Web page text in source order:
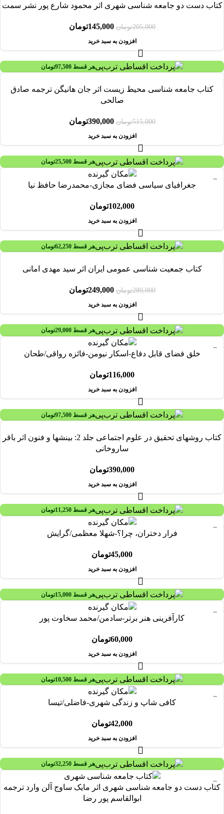
کتاب دست دو جامعه شناسی شهری اثر محمود شارع پور نشر سمت
205,000تومان 145,000تومان
افزودن به سبد خرید
هر قسط 97,500تومان
کتاب جامعه شناسی محیط زیست اثر جان هانیگن ترجمه صادق
صالحی
515,000تومان 390,000تومان
افزودن به سبد خرید
هر قسط 25,500تومان
جغرافیای سیاسی فضای مجازی-محمدرضا حافظ نیا
102,000تومان
افزودن به سبد خرید
هر قسط 62,250تومان
کتاب جمعیت شناسی عمومی ایران اثر سید مهدی امانی
280,000تومان 249,000تومان
افزودن به سبد خرید
هر قسط 29,000تومان
خلق فضای قابل دفاع-اسکار نیومن-فائزه رواقی/طحان
116,000تومان
افزودن به سبد خرید
هر قسط 97,500تومان
کتاب روشهای تحقیق در علوم اجتماعی جلد 2: بینشها و فنون اثر باقر
ساروخانی
390,000تومان
افزودن به سبد خرید
هر قسط 11,250تومان
فرار دختران، چرا؟-شهلا معظمی/گرایش
45,000تومان
افزودن به سبد خرید
هر قسط 15,000تومان
کارآفرینی هنر برتر-سادمن/محمد سخاوت پور
60,000تومان
افزودن به سبد خرید
هر قسط 10,500تومان
کافی شاپ و زندگی شهری-فاضلی/تیسا
42,000تومان
افزودن به سبد خرید
هر قسط 32,250تومان
کتاب دست دو جامعه شناسی شهری اثر مایک ساوج آلن وارد ترجمه
ابوالقاسم پور رضا